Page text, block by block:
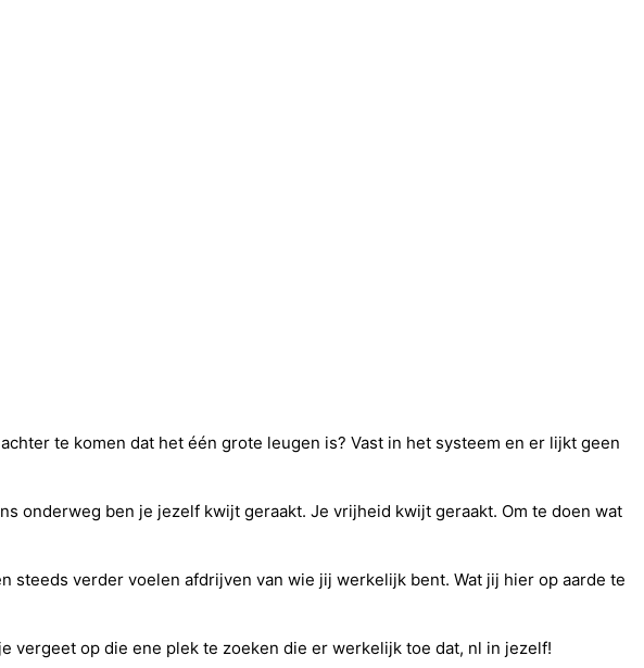
te komen dat het één grote leugen is? Vast in het systeem en er lijkt geen
onderweg ben je jezelf kwijt geraakt. Je vrijheid kwijt geraakt. Om te doen wat
steeds verder voelen afdrijven van wie jij werkelijk bent. Wat jij hier op aarde te
vergeet op die ene plek te zoeken die er werkelijk toe dat, nl in jezelf!